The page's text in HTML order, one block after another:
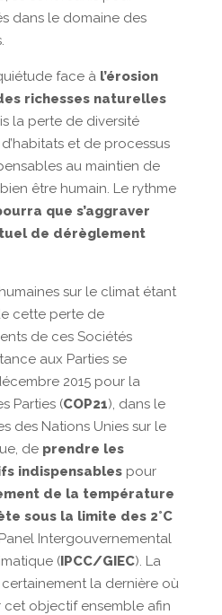
dans le domaine des
face à l’érosion
richesses naturelles
la perte de diversité
et de processus
au maintien de
être humain. Le rythme
que s’aggraver
de dérèglement
sur le climat étant
cette perte de
de ces Sociétés
aux Parties se
2015 pour la
Parties (COP21), dans le
des Nations Unies sur le
de prendre les
indispensablespour
de la température
sous la limite des 2°C
Intergouvernemental
(IPCC/GIEC). La
la dernière où
cet objectif ensemble afin